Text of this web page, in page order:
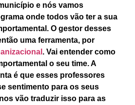
e nós vamos
onde todos vão ter a sua
O gestor desses
uma ferramenta, por
. Vai entender como
o seu time. A
é que esses professores
sentimento para os seus
vão traduzir isso para as